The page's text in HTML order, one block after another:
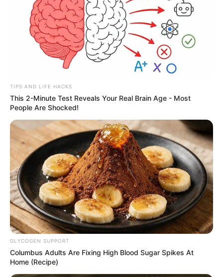
TIPS AND LIFE HACKS
This 2-Minute Test Reveals Your Real Brain Age - Most
People Are Shocked!
GLYCOGEN SUPPORT
Columbus Adults Are Fixing High Blood Sugar Spikes At
Home (Recipe)